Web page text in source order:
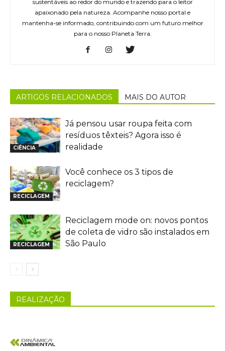
sustentáveis ao redor do mundo e trazendo para o leitor
apaixonado pela natureza. Acompanhe nosso portal e
mantenha-se informado, contribuindo com um futuro melhor
para o nosso Planeta Terra.
ARTIGOS RELACIONADOS MAIS DO AUTOR
CIÊNCIA
Já pensou usar roupa feita com
resíduos têxteis? Agora isso é
realidade
RECICLAGEM
Você conhece os 3 tipos de
reciclagem?
RECICLAGEM
Reciclagem mode on: novos pontos
de coleta de vidro são instalados em
São Paulo
REALIZAÇÃO